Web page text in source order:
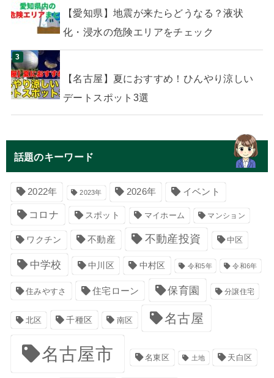
【愛知県】地震が来たらどうなる？液状
化・浸水の危険エリアをチェック
【名古屋】夏におすすめ！ひんやり涼しい
デートスポット3選
話題のキーワード
2022年 2023年 2026年 イベント
コロナ スポット マイホーム マンション
ワクチン 不動産 不動産投資 中区
中学校 中川区 中村区 令和5年 令和6年
住みやすさ 住宅ローン 保育園 分譲住宅
北区 千種区 南区 名古屋
名古屋市 名東区 土地 天白区